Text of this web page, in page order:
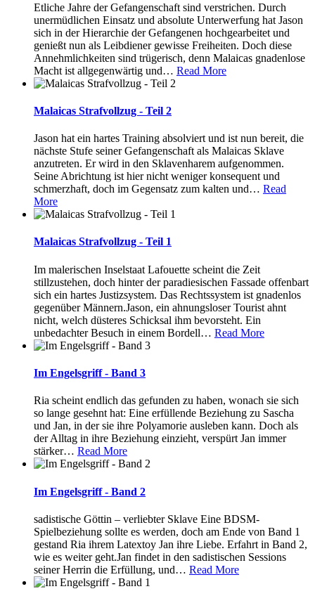
Etliche Jahre der Gefangenschaft sind verstrichen. Durch
unermüdlichen Einsatz und absolute Unterwerfung hat Jason
sich in der Hierarchie der Gefangenen hochgearbeitet und
genießt nun als Leibdiener gewisse Freiheiten. Doch diese
Annehmlichkeiten sind trügerisch, denn Malaicas gnadenlose
Macht ist allgegenwärtig und… Read More
Malaicas Strafvollzug - Teil 2
Jason hat ein hartes Training absolviert und ist nun bereit, die
nächste Stufe seiner Gefangenschaft als Malaicas Sklave
anzutreten. Er wird in den Sklavenharem aufgenommen.
Seine Abrichtung ist hier nicht weniger konsequent und
schmerzhaft, doch im Gegensatz zum kalten und… Read
More
Malaicas Strafvollzug - Teil 1
Im malerischen Inselstaat Lafouette scheint die Zeit
stillzustehen, doch hinter der paradiesischen Fassade offenbart
sich ein hartes Justizsystem. Das Rechtssystem ist gnadenlos
gegenüber Männern.Jason, ein ahnungsloser Tourist ahnt
nicht, welch düsteres Schicksal ihm bevorsteht. Ein
unbedachter Besuch in einem Bordell… Read More
Im Engelsgriff - Band 3
Ria scheint endlich das gefunden zu haben, wonach sie sich
so lange gesehnt hat: Eine erfüllende Beziehung zu Sascha
und Jan, in der sie ihre Polyamorie ausleben kann. Doch als
der Alltag in ihre Beziehung einzieht, verspürt Jan immer
stärker… Read More
Im Engelsgriff - Band 2
sadistische Göttin – verliebter Sklave Eine BDSM-
Spielbeziehung sollte es werden, doch am Ende von Band 1
gestand Ria ihrem Latextoy Jan ihre Liebe. Erfahrt in Band 2,
wie es weiter geht.Jan findet in den sadistischen Sessions
seiner Herrin die Erfüllung, und… Read More